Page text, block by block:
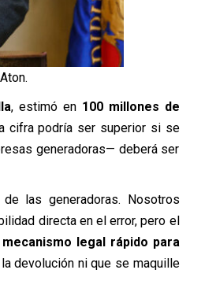
, estimó en 100 millones de
cifra podría ser superior si se
generadoras— deberá ser
las generadoras. Nosotros
directa en el error, pero el
legal rápido para
devolución ni que se maquille